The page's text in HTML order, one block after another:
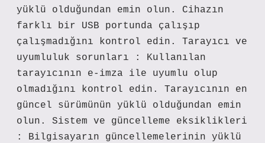
yüklü olduğundan emin olun. Cihazın
farklı bir USB portunda çalışıp
çalışmadığını kontrol edin. Tarayıcı ve
uyumluluk sorunları : Kullanılan
tarayıcının e-imza ile uyumlu olup
olmadığını kontrol edin. Tarayıcının en
güncel sürümünün yüklü olduğundan emin
olun. Sistem ve güncelleme eksiklikleri
: Bilgisayarın güncellemelerinin yüklü